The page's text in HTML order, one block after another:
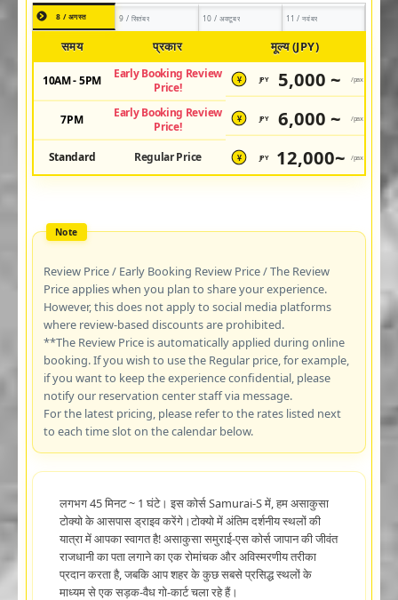
8 / अगस्त 9 / सितंबर 10 / अक्टूबर 11 / नवंबर
समय प्रकार मूल्य (JPY)
10AM - 5PM
Early Booking Review
Price!
¥ JPY 5,000 ~ /pax
7PM
Early Booking Review
Price!
¥ JPY 6,000 ~ /pax
Standard Regular Price ¥ JPY 12,000~ /pax
Review Price / Early Booking Review Price / The Review
Price applies when you plan to share your experience.
However, this does not apply to social media platforms
where review-based discounts are prohibited.
**The Review Price is automatically applied during online
booking. If you wish to use the Regular price, for example,
if you want to keep the experience confidential, please
notify our reservation center staff via message.
For the latest pricing, please refer to the rates listed next
to each time slot on the calendar below.
लगभग 45 मिनट ~ 1 घंटे। इस कोर्स Samurai-S में, हम असाकुसा
टोक्यो के आसपास ड्राइव करेंगे।टोक्यो में अंतिम दर्शनीय स्थलों की
यात्रा में आपका स्वागत है! असाकुसा समुराई-एस कोर्स जापान की जीवंत
राजधानी का पता लगाने का एक रोमांचक और अविस्मरणीय तरीका
प्रदान करता है, जबकि आप शहर के कुछ सबसे प्रसिद्ध स्थलों के
माध्यम से एक सड़क-वैध गो-कार्ट चला रहे हैं।